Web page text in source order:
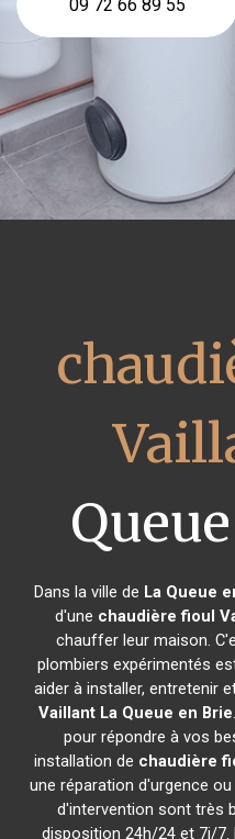
09 72 66 89 55
Dans la ville de La Queue
d'une chaudière fioul
chauffer leur maison.
plombiers expérimentés
aider à installer, entretenir
Vaillant La Queue en Brie
pour répondre à vos
installation de chaudière
une réparation d'urgence
d'intervention sont très
disposition 24h/24 et 7j/